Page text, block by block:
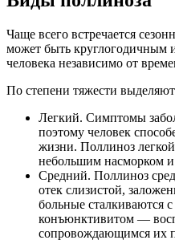
Чаще всего встречается
может быть круглогодичным
человека независимо от
По степени тяжести
Легкий. Симптомы
поэтому человек
жизни. Поллиноз легкой
небольшим насморком
Средний. Поллиноз
отек слизистой,
больные сталкиваются
конъюнктивитом —
сопровождающимся их